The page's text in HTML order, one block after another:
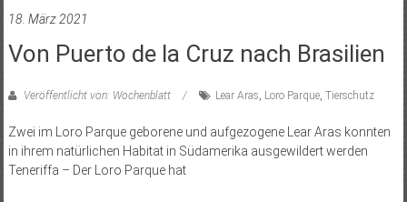
18. März 2021
Von Puerto de la Cruz nach Brasilien
Veröffentlicht von: Wochenblatt Lear Aras Loro Parque, Tierschutz
Zwei im Loro Parque geborene und aufgezogene Lear Aras konnten
in ihrem natürlichen Habitat in Südamerika ausgewildert werden
Teneriffa – Der Loro Parque hat